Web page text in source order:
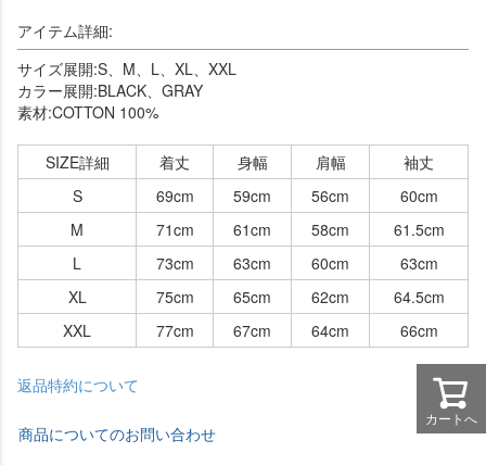
アイテム詳細:
サイズ展開:S、M、L、XL、XXL
カラー展開:BLACK、GRAY
素材:COTTON 100%
SIZE詳細 着丈 身幅 肩幅
袖丈
S
69cm 59cm 56cm
60cm
M
71cm 61cm 58cm
61.5cm
L
73cm 63cm 60cm
63cm
XL
75cm 65cm 62cm
64.5cm
XXL
77cm 67cm 64cm 66cm
返品特約について
商品についてのお問い合わせ
カートへ